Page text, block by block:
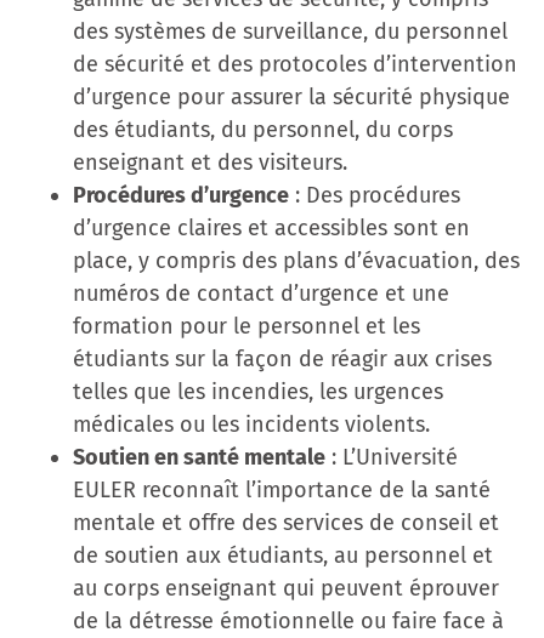
des systèmes de surveillance, du personnel
de sécurité et des protocoles d’intervention
d’urgence pour assurer la sécurité physique
des étudiants, du personnel, du corps
enseignant et des visiteurs.
Procédures d’urgence : Des procédures
d’urgence claires et accessibles sont en
place, y compris des plans d’évacuation, des
numéros de contact d’urgence et une
formation pour le personnel et les
étudiants sur la façon de réagir aux crises
telles que les incendies, les urgences
médicales ou les incidents violents.
Soutien en santé mentale : L’Université
EULER reconnaît l’importance de la santé
mentale et offre des services de conseil et
de soutien aux étudiants, au personnel et
au corps enseignant qui peuvent éprouver
de la détresse émotionnelle ou faire face à